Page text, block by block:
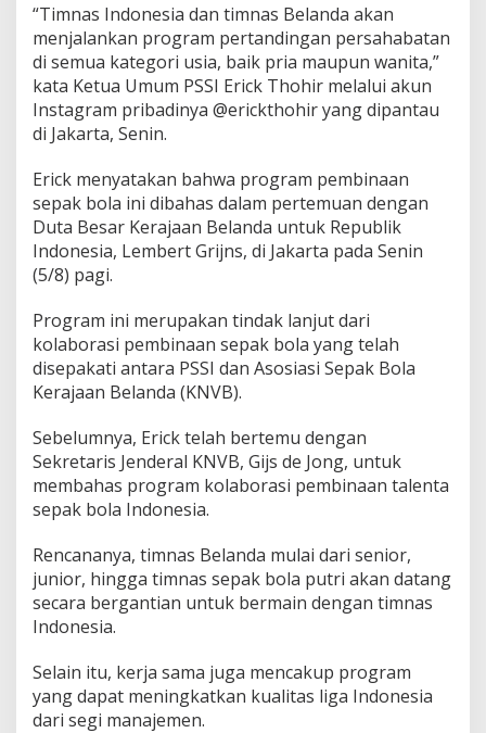
“Timnas Indonesia dan timnas Belanda akan
menjalankan program pertandingan persahabatan
di semua kategori usia, baik pria maupun wanita,”
kata Ketua Umum PSSI Erick Thohir melalui akun
Instagram pribadinya @erickthohir yang dipantau
di Jakarta, Senin.
Erick menyatakan bahwa program pembinaan
sepak bola ini dibahas dalam pertemuan dengan
Duta Besar Kerajaan Belanda untuk Republik
Indonesia, Lembert Grijns, di Jakarta pada Senin
(5/8) pagi.
Program ini merupakan tindak lanjut dari
kolaborasi pembinaan sepak bola yang telah
disepakati antara PSSI dan Asosiasi Sepak Bola
Kerajaan Belanda (KNVB).
Sebelumnya, Erick telah bertemu dengan
Sekretaris Jenderal KNVB, Gijs de Jong, untuk
membahas program kolaborasi pembinaan talenta
sepak bola Indonesia.
Rencananya, timnas Belanda mulai dari senior,
junior, hingga timnas sepak bola putri akan datang
secara bergantian untuk bermain dengan timnas
Indonesia.
Selain itu, kerja sama juga mencakup program
yang dapat meningkatkan kualitas liga Indonesia
dari segi manajemen.